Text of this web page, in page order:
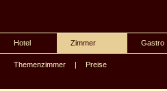
Hotel Zimmer Gastro
Themenzimmer | Preise